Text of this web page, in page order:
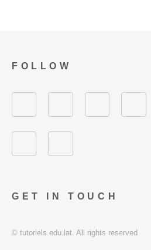
GET IN TOUCH
FOLLOW
© tutoriels.edu.lat. All rights reserved